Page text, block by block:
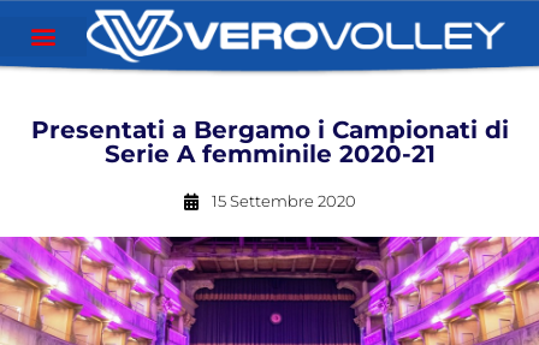
Presentati a Bergamo i Campionati di
Serie A femminile 2020-21
15 Settembre 2020